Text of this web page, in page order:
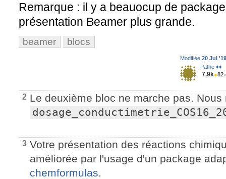
Remarque : il y a beauocup de
présentation Beamer plus grande.
beamer blocs
Modifiée 20 Jul
Pathe ♦♦
7.9k●82
2 Le deuxième bloc ne marche pas.
3 Votre présentation des réactions
améliorée par l'usage d'un package
chemformulas.